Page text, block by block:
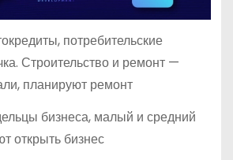
потребительские
Строительство и ремонт —
планируют ремонт
бизнеса, малый и средний
открыть бизнес